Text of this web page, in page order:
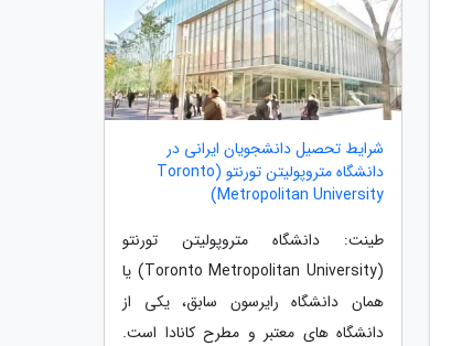
شرایط تحصیل دانشجویان ایرانی در
دانشگاه متروپولیتن تورنتو (Toronto
Metropolitan University)
طینت: دانشگاه متروپولیتن تورنتو
(Toronto Metropolitan University) یا
همان دانشگاه رایرسون سابق، یکی از
دانشگاه های معتبر و مطرح کانادا است.